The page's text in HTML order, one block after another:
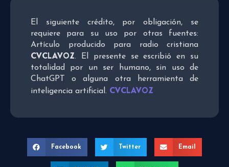
El siguiente crédito, por obligación, se
requiere para su uso por otras fuentes:
Artículo producido para radio cristiana
CVCLAVOZ. El presente se escribió en su
totalidad por un ser humano, sin uso de
ChatGPT o alguna otra herramienta de
inteligencia artificial. CVCLAVOZ
Facebook Twitter Email